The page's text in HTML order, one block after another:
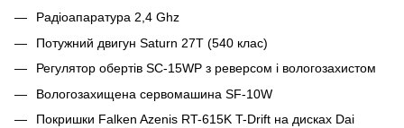
Радіоапаратура 2,4 Ghz
Потужний двигун Saturn 27T (540 клас)
Регулятор обертів SC-15WP з реверсом і вологозахистом
Вологозахищена сервомашина SF-10W
Покришки Falken Azenis RT-615K T-Drift на дисках Dai